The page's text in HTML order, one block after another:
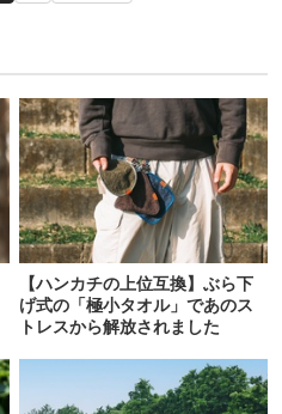
【ハンカチの上位互換】ぶら下
げ式の「極小タオル」であのス
トレスから解放されました